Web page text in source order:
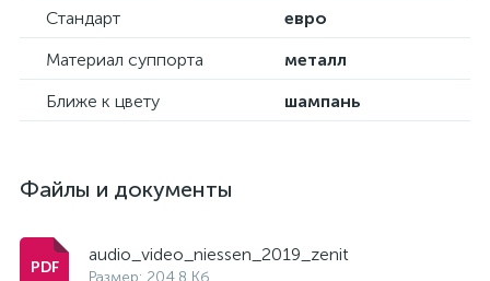
Стандарт
евро
Материал суппорта
металл
Ближе к цвету
шампань
Файлы и документы
audio_video_niessen_2019_zenit
Размер: 204.8 Кб